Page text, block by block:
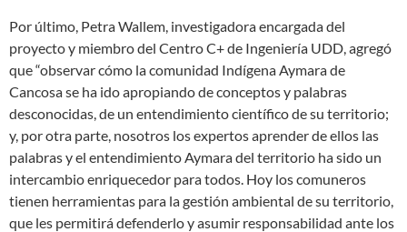
Por último, Petra Wallem, investigadora encargada del
proyecto y miembro del Centro C+ de Ingeniería UDD, agregó
que “observar cómo la comunidad Indígena Aymara de
Cancosa se ha ido apropiando de conceptos y palabras
desconocidas, de un entendimiento científico de su territorio;
y, por otra parte, nosotros los expertos aprender de ellos las
palabras y el entendimiento Aymara del territorio ha sido un
intercambio enriquecedor para todos. Hoy los comuneros
tienen herramientas para la gestión ambiental de su territorio,
que les permitirá defenderlo y asumir responsabilidad ante los